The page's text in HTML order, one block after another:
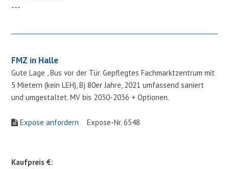
---
FMZ in Halle
Gute Lage , Bus vor der Tür. Gepflegtes Fachmarktzentrum mit
5 Mietern (kein LEH), Bj 80er Jahre, 2021 umfassend saniert
und umgestaltet. MV bis 2030-2036 + Optionen.
Expose anfordern Expose-Nr. 6548
Kaufpreis €: